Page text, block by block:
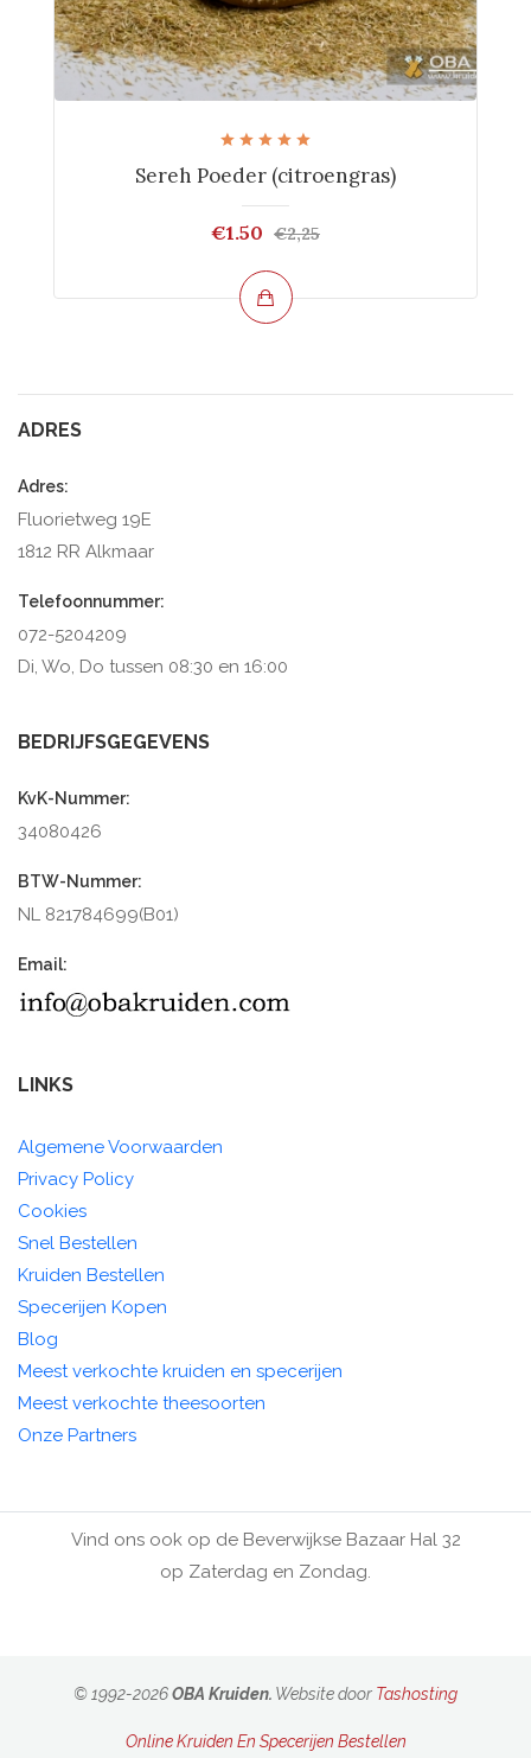
Sereh Poeder (citroengras)
€1.50 €2,25
ADRES
Adres:
Fluorietweg 19E
1812 RR Alkmaar
Telefoonnummer:
072-5204209
Di, Wo, Do tussen 08:30 en 16:00
BEDRIJFSGEGEVENS
KvK-Nummer:
34080426
BTW-Nummer:
NL 821784699(B01)
Email:
LINKS
Algemene Voorwaarden
Privacy Policy
Cookies
Snel Bestellen
Kruiden Bestellen
Specerijen Kopen
Blog
Meest verkochte kruiden en specerijen
Meest verkochte theesoorten
Onze Partners
Vind ons ook op de Beverwijkse Bazaar Hal 32
op Zaterdag en Zondag.
© 1992-2026OBA Kruiden. Website door Tashosting
Online Kruiden En Specerijen Bestellen